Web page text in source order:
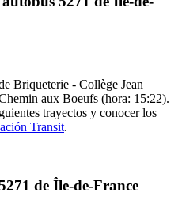
Briqueterie - Collège Jean
aux Boeufs (hora: 15:22).
trayectos y conocer los
Transit.
de Île-de-France